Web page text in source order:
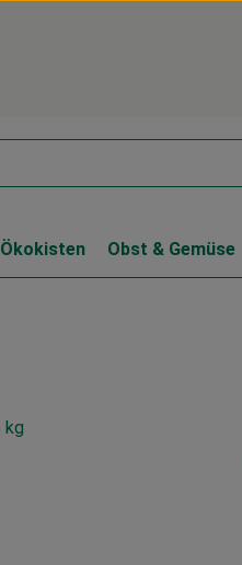
Ökokisten Obst & Gemüse